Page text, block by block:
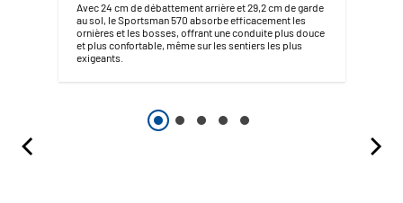
Avec 24 cm de débattement arrière et 29,2 cm de garde
au sol, le Sportsman 570 absorbe efficacement les
ornières et les bosses, offrant une conduite plus douce
et plus confortable, même sur les sentiers les plus
exigeants.